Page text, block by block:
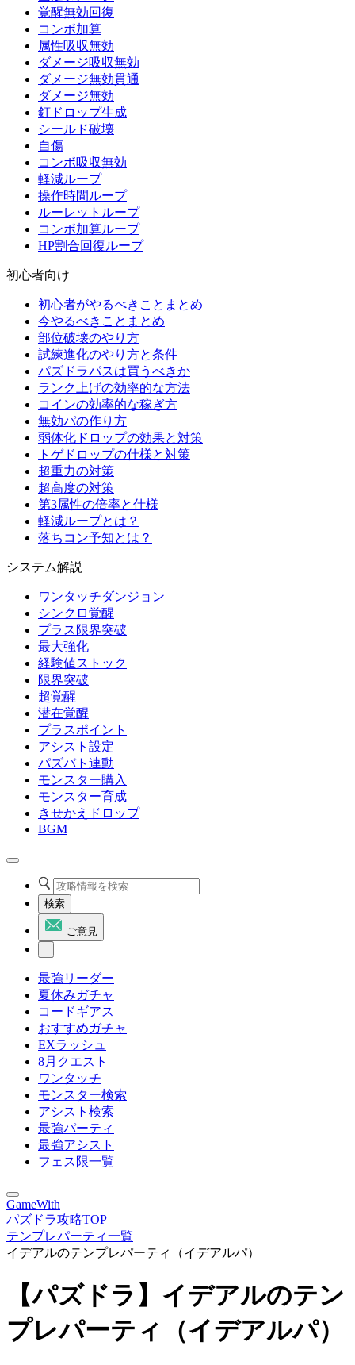
覚醒無効回復
コンボ加算
属性吸収無効
ダメージ吸収無効
ダメージ無効貫通
ダメージ無効
釘ドロップ生成
シールド破壊
自傷
コンボ吸収無効
軽減ループ
操作時間ループ
ルーレットループ
コンボ加算ループ
HP割合回復ループ
初心者向け
初心者がやるべきことまとめ
今やるべきことまとめ
部位破壊のやり方
試練進化のやり方と条件
パズドラパスは買うべきか
ランク上げの効率的な方法
コインの効率的な稼ぎ方
無効パの作り方
弱体化ドロップの効果と対策
トゲドロップの仕様と対策
超重力の対策
超高度の対策
第3属性の倍率と仕様
軽減ループとは？
落ちコン予知とは？
システム解説
ワンタッチダンジョン
シンクロ覚醒
プラス限界突破
最大強化
経験値ストック
限界突破
超覚醒
潜在覚醒
プラスポイント
アシスト設定
パズバト連動
モンスター購入
モンスター育成
きせかえドロップ
BGM
検索
ご意見
最強リーダー
夏休みガチャ
コードギアス
おすすめガチャ
EXラッシュ
8月クエスト
ワンタッチ
モンスター検索
アシスト検索
最強パーティ
最強アシスト
フェス限一覧
GameWith
パズドラ攻略TOP
テンプレパーティ一覧
イデアルのテンプレパーティ（イデアルパ）
【パズドラ】イデアルのテン
プレパーティ（イデアルパ）